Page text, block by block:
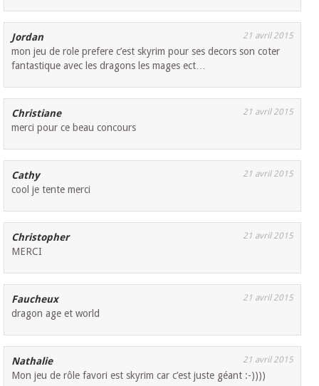
Jordan 21 avril 2015
mon jeu de role prefere c’est skyrim pour ses decors son coter
fantastique avec les dragons les mages ect…
Christiane 21 avril 2015
merci pour ce beau concours
Cathy 21 avril 2015
cool je tente merci
Christopher 21 avril 2015
MERCI
Faucheux 21 avril 2015
dragon age et world
Nathalie 21 avril 2015
Mon jeu de rôle favori est skyrim car c’est juste géant :-))))